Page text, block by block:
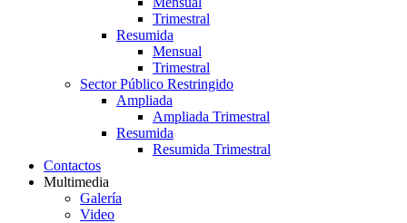
Trimestral
Resumida
Mensual
Trimestral
Sector Público Restringido
Ampliada
Ampliada Trimestral
Resumida
Resumida Trimestral
Contactos
Multimedia
Galería
Video